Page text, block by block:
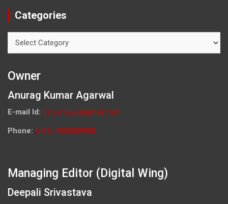
Categories
Owner
Anurag Kumar Agarwal
E-mail Id: ceo.knews@gmail.com
Phone: (+91) 7800009900
Managing Editor (Digital Wing)
Deepali Srivastava